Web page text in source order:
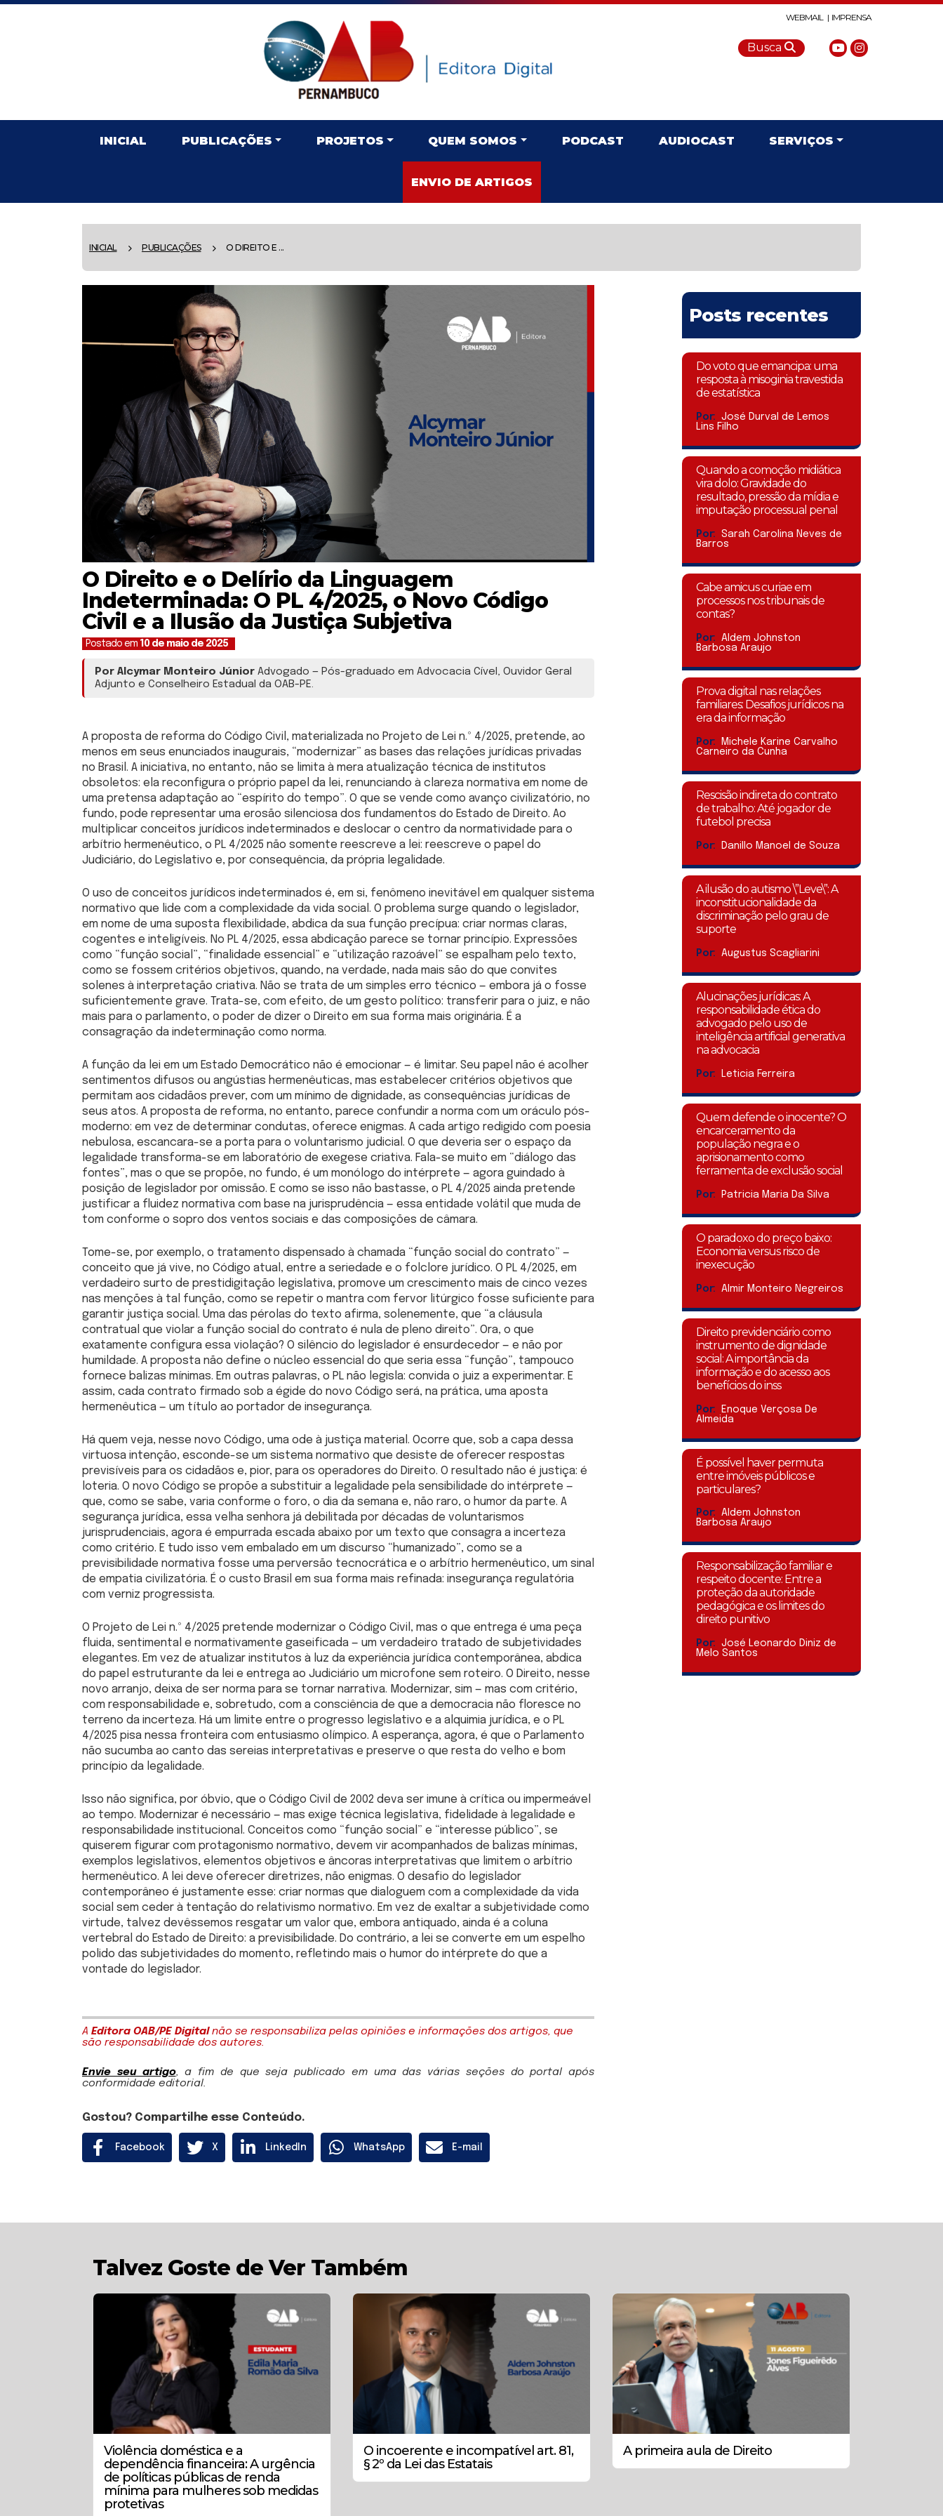
WEBMAIL | IMPRENSA
Busca
INICIAL PUBLICAÇÕES PROJETOS QUEM SOMOS PODCAST AUDIOCAST SERVIÇOS
ENVIO DE ARTIGOS
INICIAL PUBLICAÇÕES O DIREITO E ...
O Direito e o Delírio da Linguagem
Indeterminada: O PL 4/2025, o Novo Código
Civil e a Ilusão da Justiça Subjetiva
Postado em 10 de maio de 2025
Por Alcymar Monteiro Júnior Advogado — Pós-graduado em Advocacia Cível, Ouvidor Geral
Adjunto e Conselheiro Estadual da OAB-PE.
A proposta de reforma do Código Civil, materializada no Projeto de Lei n.º 4/2025, pretende, ao
menos em seus enunciados inaugurais, “modernizar” as bases das relações jurídicas privadas
no Brasil. A iniciativa, no entanto, não se limita à mera atualização técnica de institutos
obsoletos: ela reconfigura o próprio papel da lei, renunciando à clareza normativa em nome de
uma pretensa adaptação ao “espírito do tempo”. O que se vende como avanço civilizatório, no
fundo, pode representar uma erosão silenciosa dos fundamentos do Estado de Direito. Ao
multiplicar conceitos jurídicos indeterminados e deslocar o centro da normatividade para o
arbítrio hermenêutico, o PL 4/2025 não somente reescreve a lei: reescreve o papel do
Judiciário, do Legislativo e, por consequência, da própria legalidade.
O uso de conceitos jurídicos indeterminados é, em si, fenômeno inevitável em qualquer sistema
normativo que lide com a complexidade da vida social. O problema surge quando o legislador,
em nome de uma suposta flexibilidade, abdica da sua função precípua: criar normas claras,
cogentes e inteligíveis. No PL 4/2025, essa abdicação parece se tornar princípio. Expressões
como “função social”, “finalidade essencial” e “utilização razoável” se espalham pelo texto,
como se fossem critérios objetivos, quando, na verdade, nada mais são do que convites
solenes à interpretação criativa. Não se trata de um simples erro técnico — embora já o fosse
suficientemente grave. Trata-se, com efeito, de um gesto político: transferir para o juiz, e não
mais para o parlamento, o poder de dizer o Direito em sua forma mais originária. É a
consagração da indeterminação como norma.
A função da lei em um Estado Democrático não é emocionar — é limitar. Seu papel não é acolher
sentimentos difusos ou angústias hermenêuticas, mas estabelecer critérios objetivos que
permitam aos cidadãos prever, com um mínimo de dignidade, as consequências jurídicas de
seus atos. A proposta de reforma, no entanto, parece confundir a norma com um oráculo pós-
moderno: em vez de determinar condutas, oferece enigmas. A cada artigo redigido com poesia
nebulosa, escancara-se a porta para o voluntarismo judicial. O que deveria ser o espaço da
legalidade transforma-se em laboratório de exegese criativa. Fala-se muito em “diálogo das
fontes”, mas o que se propõe, no fundo, é um monólogo do intérprete — agora guindado à
posição de legislador por omissão. E como se isso não bastasse, o PL 4/2025 ainda pretende
justificar a fluidez normativa com base na jurisprudência — essa entidade volátil que muda de
tom conforme o sopro dos ventos sociais e das composições de câmara.
Tome-se, por exemplo, o tratamento dispensado à chamada “função social do contrato” —
conceito que já vive, no Código atual, entre a seriedade e o folclore jurídico. O PL 4/2025, em
verdadeiro surto de prestidigitação legislativa, promove um crescimento mais de cinco vezes
nas menções à tal função, como se repetir o mantra com fervor litúrgico fosse suficiente para
garantir justiça social. Uma das pérolas do texto afirma, solenemente, que “a cláusula
contratual que violar a função social do contrato é nula de pleno direito”. Ora, o que
exatamente configura essa violação? O silêncio do legislador é ensurdecedor — e não por
humildade. A proposta não define o núcleo essencial do que seria essa “função”, tampouco
fornece balizas mínimas. Em outras palavras, o PL não legisla: convida o juiz a experimentar. E
assim, cada contrato firmado sob a égide do novo Código será, na prática, uma aposta
hermenêutica — um título ao portador de insegurança.
Há quem veja, nesse novo Código, uma ode à justiça material. Ocorre que, sob a capa dessa
virtuosa intenção, esconde-se um sistema normativo que desiste de oferecer respostas
previsíveis para os cidadãos e, pior, para os operadores do Direito. O resultado não é justiça: é
loteria. O novo Código se propõe a substituir a legalidade pela sensibilidade do intérprete —
que, como se sabe, varia conforme o foro, o dia da semana e, não raro, o humor da parte. A
segurança jurídica, essa velha senhora já debilitada por décadas de voluntarismos
jurisprudenciais, agora é empurrada escada abaixo por um texto que consagra a incerteza
como critério. E tudo isso vem embalado em um discurso “humanizado”, como se a
previsibilidade normativa fosse uma perversão tecnocrática e o arbítrio hermenêutico, um sinal
de empatia civilizatória. É o custo Brasil em sua forma mais refinada: insegurança regulatória
com verniz progressista.
O Projeto de Lei n.º 4/2025 pretende modernizar o Código Civil, mas o que entrega é uma peça
fluida, sentimental e normativamente gaseificada — um verdadeiro tratado de subjetividades
elegantes. Em vez de atualizar institutos à luz da experiência jurídica contemporânea, abdica
do papel estruturante da lei e entrega ao Judiciário um microfone sem roteiro. O Direito, nesse
novo arranjo, deixa de ser norma para se tornar narrativa. Modernizar, sim — mas com critério,
com responsabilidade e, sobretudo, com a consciência de que a democracia não floresce no
terreno da incerteza. Há um limite entre o progresso legislativo e a alquimia jurídica, e o PL
4/2025 pisa nessa fronteira com entusiasmo olímpico. A esperança, agora, é que o Parlamento
não sucumba ao canto das sereias interpretativas e preserve o que resta do velho e bom
princípio da legalidade.
Isso não significa, por óbvio, que o Código Civil de 2002 deva ser imune à crítica ou impermeável
ao tempo. Modernizar é necessário — mas exige técnica legislativa, fidelidade à legalidade e
responsabilidade institucional. Conceitos como “função social” e “interesse público”, se
quiserem figurar com protagonismo normativo, devem vir acompanhados de balizas mínimas,
exemplos legislativos, elementos objetivos e âncoras interpretativas que limitem o arbítrio
hermenêutico. A lei deve oferecer diretrizes, não enigmas. O desafio do legislador
contemporâneo é justamente esse: criar normas que dialoguem com a complexidade da vida
social sem ceder à tentação do relativismo normativo. Em vez de exaltar a subjetividade como
virtude, talvez devêssemos resgatar um valor que, embora antiquado, ainda é a coluna
vertebral do Estado de Direito: a previsibilidade. Do contrário, a lei se converte em um espelho
polido das subjetividades do momento, refletindo mais o humor do intérprete do que a
vontade do legislador.
A Editora OAB/PE Digitalnão se responsabiliza pelas opiniões e informações dos artigos, que
são responsabilidade dos autores.
Envie seu artigo, a fim de que seja publicado em uma das várias seções do portal após
conformidade editorial.
Gostou? Compartilhe esse Conteúdo.
Facebook X LinkedIn WhatsApp E-mail
Posts recentes
Do voto que emancipa: uma
resposta à misoginia travestida
de estatística
Por:
José Durval de Lemos
Lins Filho
Quando a comoção midiática
vira dolo: Gravidade do
resultado, pressão da mídia e
imputação processual penal
Por:
Sarah Carolina Neves de
Barros
Cabe amicus curiae em
processos nos tribunais de
contas?
Por:
Aldem Johnston
Barbosa Araujo
Prova digital nas relações
familiares: Desafios jurídicos na
era da informação
Por:
Michele Karine Carvalho
Carneiro da Cunha
Rescisão indireta do contrato
de trabalho: Até jogador de
futebol precisa
Por: Danillo Manoel de Souza
A ilusão do autismo \”Leve\”: A
inconstitucionalidade da
discriminação pelo grau de
suporte
Por: Augustus Scagliarini
Alucinações jurídicas: A
responsabilidade ética do
advogado pelo uso de
inteligência artificial generativa
na advocacia
Por: Leticia Ferreira
Quem defende o inocente? O
encarceramento da
população negra e o
aprisionamento como
ferramenta de exclusão social
Por: Patricia Maria Da Silva
O paradoxo do preço baixo:
Economia versus risco de
inexecução
Por: Almir Monteiro Negreiros
Direito previdenciário como
instrumento de dignidade
social: A importância da
informação e do acesso aos
benefícios do inss
Por:
Enoque Verçosa De
Almeida
É possível haver permuta
entre imóveis públicos e
particulares?
Por:
Aldem Johnston
Barbosa Araujo
Responsabilização familiar e
respeito docente: Entre a
proteção da autoridade
pedagógica e os limites do
direito punitivo
Por:
José Leonardo Diniz de
Melo Santos
Talvez Goste de Ver Também
Violência doméstica e a
dependência financeira: A urgência
de políticas públicas de renda
mínima para mulheres sob medidas
protetivas
O incoerente e incompatível art. 81,
§ 2º da Lei das Estatais
A primeira aula de Direito